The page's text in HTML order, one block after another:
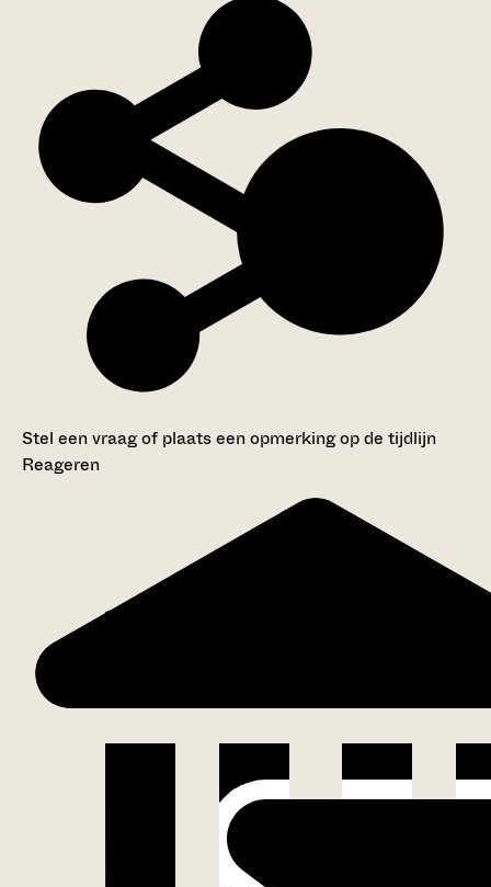
Stel een vraag of plaats een opmerking op de tijdlijn
Reageren